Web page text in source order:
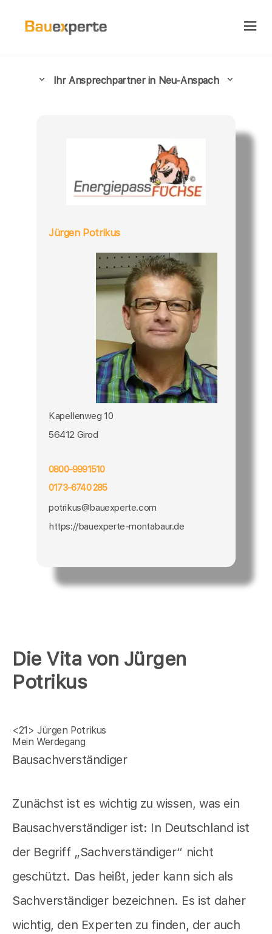
Die Vita von Jürgen
Potrikus
<21> Jürgen Potrikus
Mein Werdegang
Bausachverständiger
Zunächst ist es wichtig zu wissen, was ein
Bausachverständiger ist: In Deutschland ist
der Begriff „Sachverständiger“ nicht
geschützt. Das heißt, jeder kann sich als
Sachverständiger bezeichnen. Es ist daher
wichtig, den Experten zu finden, der auch
Ihr Ansprechpartner in Neu-Anspach
Jürgen Potrikus
Kapellenweg 10
56412 Girod
0800-9991510
0173-6740 285
potrikus@bauexperte.com
https://bauexperte-montabaur.de